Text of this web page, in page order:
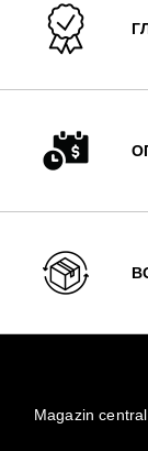
Magazin